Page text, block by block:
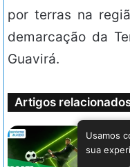
por terras na
demarcação da
Guavirá.
Artigos
Usamos
sua